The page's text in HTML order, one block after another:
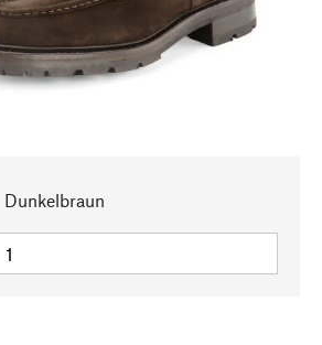
Dunkelbraun